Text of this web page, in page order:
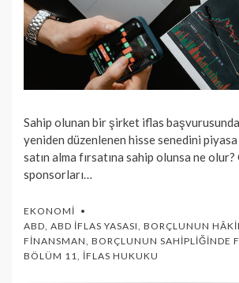
Sahip olunan bir şirket iflas
yeniden düzenlenen hisse senedini piyasa
satın alma fırsatına sahip olunsa ne
sponsorları…
EKONOMI
ABD, ABD İFLAS YASASI, BORÇLUNUN
FINANSMAN, BORÇLUNUN SAHIPLIĞINDE
BÖLÜM 11, İFLAS HUKUKU